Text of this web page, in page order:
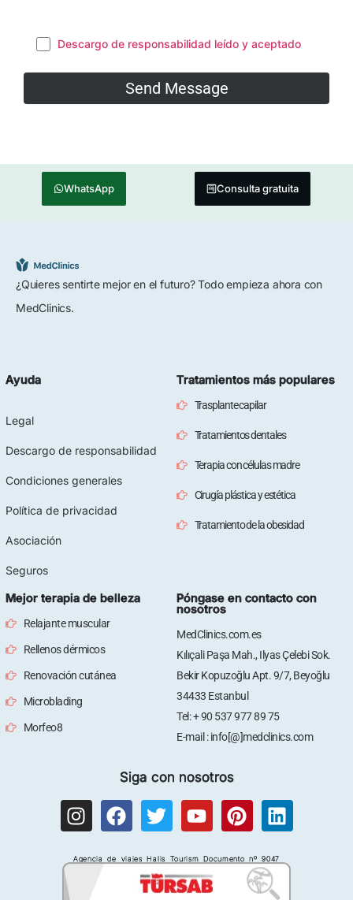
Descargo de responsabilidad leído y aceptado
WhatsApp Consulta gratuita
¿Quieres sentirte mejor en el futuro? Todo empieza ahora con
MedClinics.
Ayuda
Legal
Descargo de responsabilidad
Condiciones generales
Política de privacidad
Asociación
Seguros
Tratamientos más populares
Trasplante capilar
Tratamientos dentales
Terapia con células madre
Cirugía plástica y estética
Tratamiento de la obesidad
Mejor terapia de belleza
Relajante muscular
Rellenos dérmicos
Renovación cutánea
Microblading
Morfeo8
Póngase en contacto con
nosotros
MedClinics.com.es
Kılıçali Paşa Mah., Ilyas Çelebi Sok.
Bekir Kopuzoğlu Apt. 9/7, Beyoğlu
34433 Estanbul
Tel: + 90 537 977 89 75
E-mail : info[@]medclinics.com
Siga con nosotros
I
n
t
F
a
e
T
w
t
t
Y
o
t
u
P
i
t
e
L
i
k
e
Agencia de viajes Halis Tourism Documento nº 9047